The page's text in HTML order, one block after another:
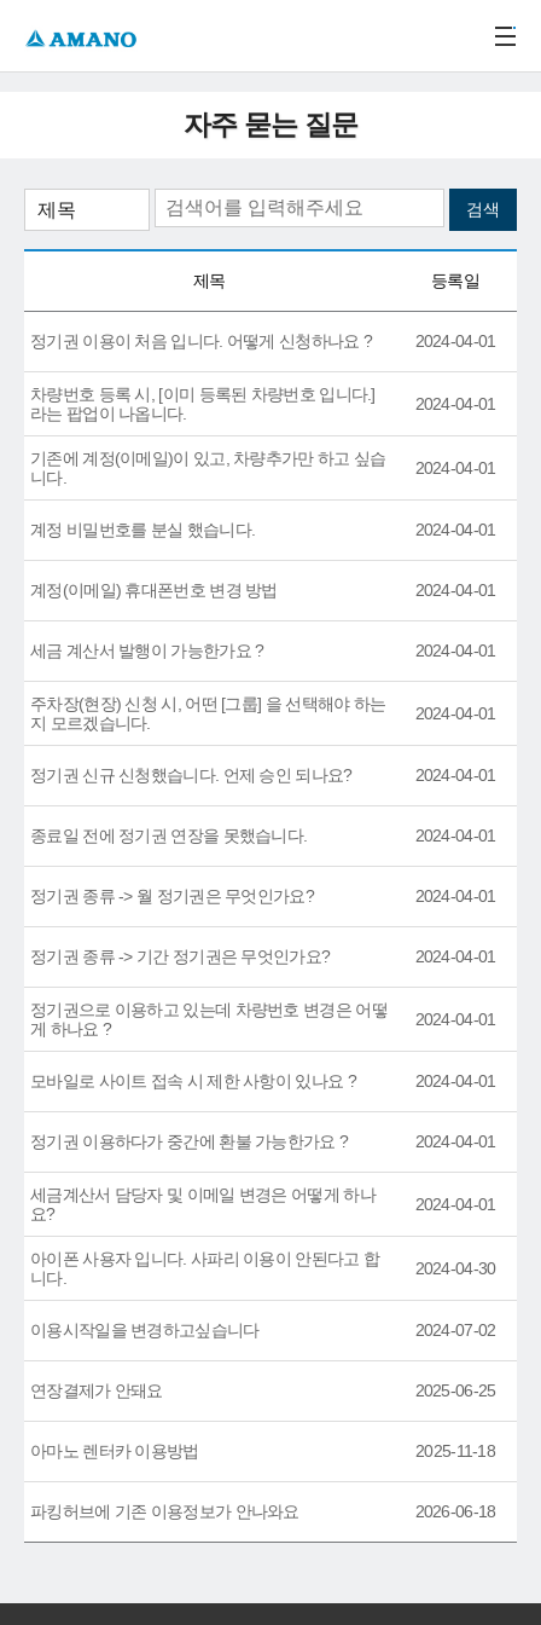
자주 묻는 질문
제목 등록일
정기권 이용이 처음 입니다. 어떻게 신청하나요 ? 2024-04-01
차량번호 등록 시, [이미 등록된 차량번호 입니다.]
라는 팝업이 나옵니다.
2024-04-01
기존에 계정(이메일)이 있고, 차량추가만 하고 싶습
니다.
2024-04-01
계정 비밀번호를 분실 했습니다. 2024-04-01
계정(이메일) 휴대폰번호 변경 방법 2024-04-01
세금 계산서 발행이 가능한가요 ? 2024-04-01
주차장(현장) 신청 시, 어떤 [그룹] 을 선택해야 하는
지 모르겠습니다.
2024-04-01
정기권 신규 신청했습니다. 언제 승인 되나요? 2024-04-01
종료일 전에 정기권 연장을 못했습니다. 2024-04-01
정기권 종류 -> 월 정기권은 무엇인가요? 2024-04-01
정기권 종류 -> 기간 정기권은 무엇인가요? 2024-04-01
정기권으로 이용하고 있는데 차량번호 변경은 어떻
게 하나요 ?
2024-04-01
모바일로 사이트 접속 시 제한 사항이 있나요 ? 2024-04-01
정기권 이용하다가 중간에 환불 가능한가요 ? 2024-04-01
세금계산서 담당자 및 이메일 변경은 어떻게 하나
요?
2024-04-01
아이폰 사용자 입니다. 사파리 이용이 안된다고 합
니다.
2024-04-30
이용시작일을 변경하고싶습니다 2024-07-02
연장결제가 안돼요 2025-06-25
아마노 렌터카 이용방법 2025-11-18
파킹허브에 기존 이용정보가 안나와요 2026-06-18